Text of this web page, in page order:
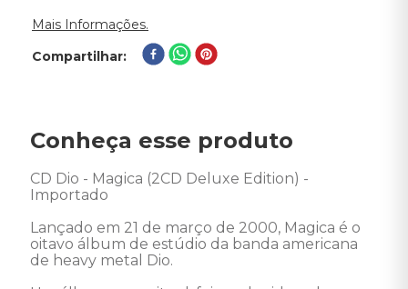
Mais Informações.
Compartilhar
Conheça esse produto
CD Dio - Magica (2CD Deluxe Edition) -
Importado
Lançado em 21 de março de 2000, Magica é o
oitavo álbum de estúdio da banda americana
de heavy metal Dio.